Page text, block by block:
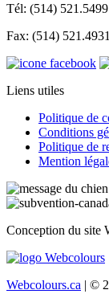
Tél: (514) 521.5499
Fax: (514) 521.4931
Liens utiles
Politique de
Conditions
Politique de
Mention
Conception du site
Webcolours.ca | ©